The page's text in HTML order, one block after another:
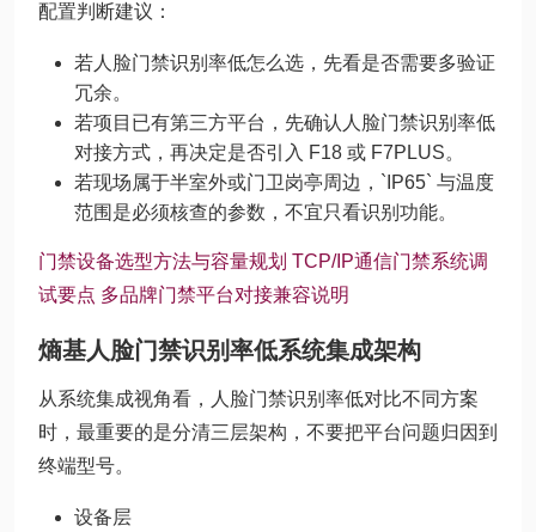
配置判断建议：
若人脸门禁识别率低怎么选，先看是否需要多验证
冗余。
若项目已有第三方平台，先确认人脸门禁识别率低
对接方式，再决定是否引入 F18 或 F7PLUS。
若现场属于半室外或门卫岗亭周边，`IP65` 与温度
范围是必须核查的参数，不宜只看识别功能。
门禁设备选型方法与容量规划 TCP/IP通信门禁系统调
试要点 多品牌门禁平台对接兼容说明
熵基人脸门禁识别率低系统集成架构
从系统集成视角看，人脸门禁识别率低对比不同方案
时，最重要的是分清三层架构，不要把平台问题归因到
终端型号。
设备层